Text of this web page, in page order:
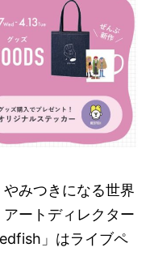
みつきになる世界
ートディレクター
」はライブペ